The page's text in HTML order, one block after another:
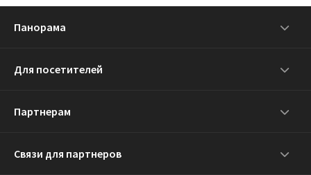
Панорама
Для посетителей
Партнерам
Связи для партнеров